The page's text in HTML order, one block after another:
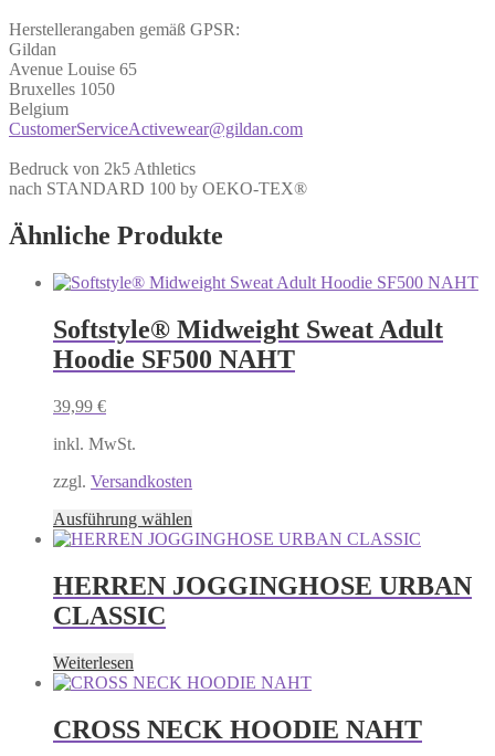
Herstellerangaben gemäß GPSR:
Gildan
Avenue Louise 65
Bruxelles 1050
Belgium
CustomerServiceActivewear@gildan.com
Bedruck von 2k5 Athletics
nach STANDARD 100 by OEKO-TEX®
Ähnliche Produkte
Softstyle® Midweight Sweat Adult
Hoodie SF500 NAHT
39,99 €
inkl. MwSt.
zzgl. Versandkosten
Ausführung wählen
Produkt
mehrere
Varianten
können
auf
der
Produktseite
HERREN JOGGINGHOSE URBAN
CLASSIC
Weiterlesen
CROSS NECK HOODIE NAHT